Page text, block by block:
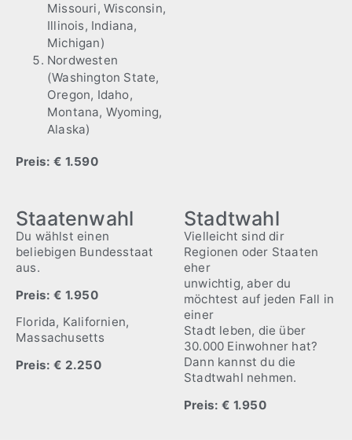
Missouri, Wisconsin,
Illinois, Indiana,
Michigan)
Nordwesten
(Washington State,
Oregon, Idaho,
Montana, Wyoming,
Alaska)
Preis: € 1.590
Staatenwahl
Du wählst einen
beliebigen Bundesstaat
aus.
Preis: € 1.950
Florida, Kalifornien,
Massachusetts
Preis: € 2.250
Stadtwahl
Vielleicht sind dir
Regionen oder Staaten
eher
unwichtig, aber du
möchtest auf jeden Fall in
einer
Stadt leben, die über
30.000 Einwohner hat?
Dann kannst du die
Stadtwahl nehmen.
Preis: € 1.950